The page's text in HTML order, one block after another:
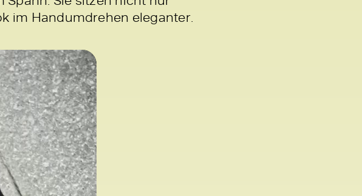
im Handumdrehen eleganter.